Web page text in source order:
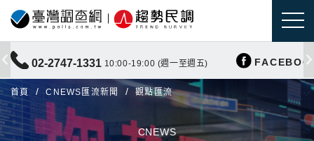
02-2747-1331 10:00-19:00 (週一至週五)
首頁 CNEWS匯流新聞 觀點匯流
CNEWS